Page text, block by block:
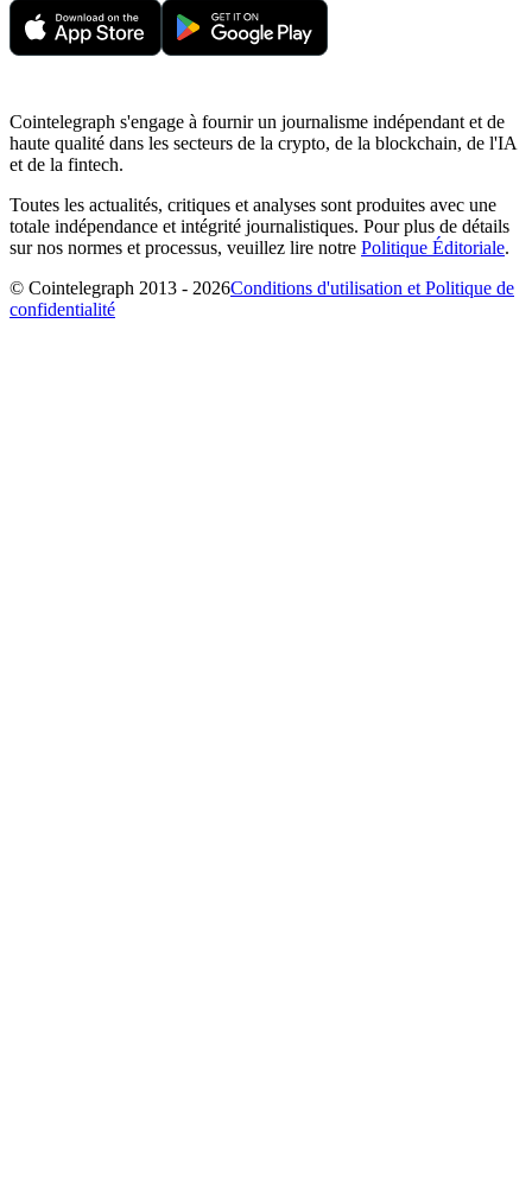
Cointelegraph s'engage à fournir un journalisme indépendant et de
haute qualité dans les secteurs de la crypto, de la blockchain, de l'IA
et de la fintech.
Toutes les actualités, critiques et analyses sont produites avec une
totale indépendance et intégrité journalistiques. Pour plus de détails
sur nos normes et processus, veuillez lire notre Politique Éditoriale.
© Cointelegraph 2013 - 2026Conditions d'utilisation et Politique de
confidentialité